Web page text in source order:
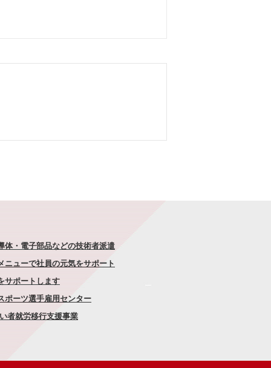
体・電子部品などの技術者派遣
ニューで社員の元気をサポート
サポートします
ポーツ選手雇用センター
者就労移行支援事業